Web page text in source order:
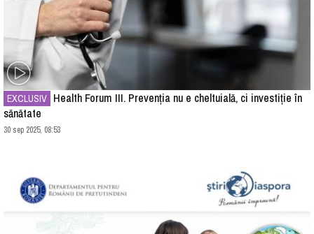
EXCLUSIV
sănătate
30 sep 2025, 08:53